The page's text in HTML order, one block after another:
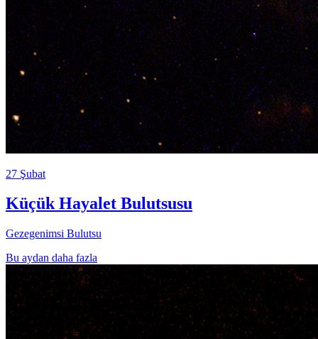
27 Şubat
Küçük Hayalet Bulutsusu
Gezegenimsi Bulutsu
Bu aydan daha fazla